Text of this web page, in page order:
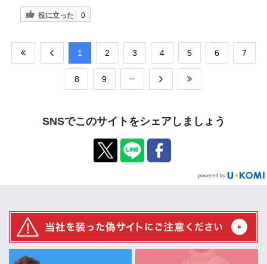
役に立った 0
​1 ​2 ​3 ​4 ​5 ​6 ​7
​8 ​9
SNSでこのサイトをシェアしましょう